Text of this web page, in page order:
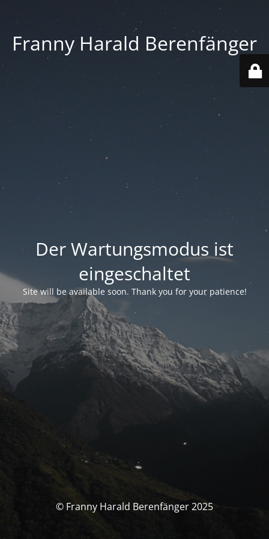
Franny Harald Berenfänger
Der Wartungsmodus ist
eingeschaltet
Site will be available soon. Thank you for your patience!
© Franny Harald Berenfänger 2025